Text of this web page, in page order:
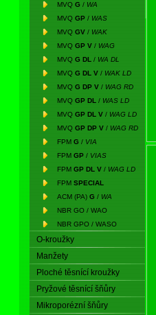
MVQ G / WA
MVQ GP / WAS
MVQ GV / WAK
MVQ GP V / WAG
MVQ G DL / WA DL
MVQ G DL V / WAK LD
MVQ G DP V / WAG RD
MVQ GP DL / WAS LD
MVQ GP DL V / WAG LD
MVQ GP DP V / WAG RD
FPM G / VIA
FPM GP / VIAS
FPM GP DL V / WAG LD
FPM SPECIAL
ACM (PA) G / WA
NBR GO / WAO
NBR GPO / WASO
O-kroužky
Manžety
Ploché těsnící kroužky
Pryžové těsnící šňůry
Mikroporézní šňůry